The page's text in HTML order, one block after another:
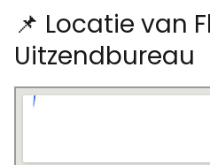
📌 Locatie van
Uitzendbureau